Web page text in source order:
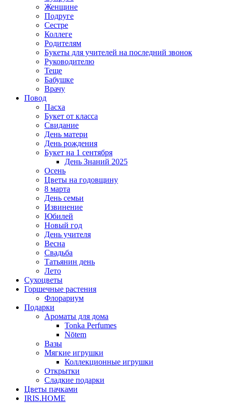
Женщине
Подруге
Сестре
Коллеге
Родителям
Букеты для учителей на последний звонок
Руководителю
Теще
Бабушке
Врачу
Повод
Пасха
Букет от класса
Свидание
День матери
День рождения
Букет на 1 сентября
День Знаний 2025
Осень
Цветы на годовщину
8 марта
День семьи
Извинение
Юбилей
Новый год
День учителя
Весна
Свадьба
Татьянин день
Лето
Сухоцветы
Горшечные растения
Флорариум
Подарки
Ароматы для дома
Tonka Perfumes
Nōtem
Вазы
Мягкие игрушки
Коллекционные игрушки
Открытки
Сладкие подарки
Цветы пачками
IRIS.HOME